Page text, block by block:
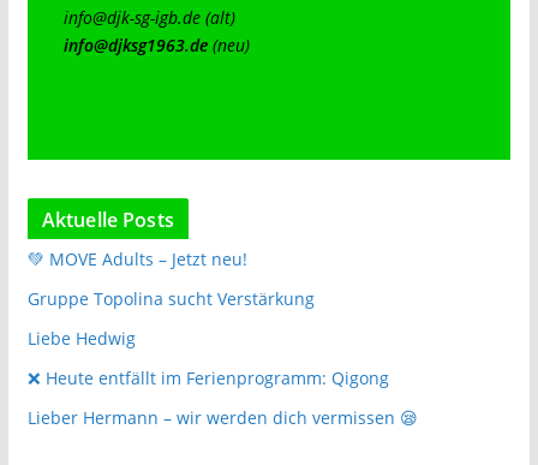
info@djk-sg-igb.de
(alt)
info@djksg1963.de (neu)
Aktuelle Posts
💚 MOVE Adults – Jetzt neu!
Gruppe Topolina sucht Verstärkung
Liebe Hedwig
❌️ Heute entfällt im Ferienprogramm: Qigong
Lieber Hermann – wir werden dich vermissen 😪